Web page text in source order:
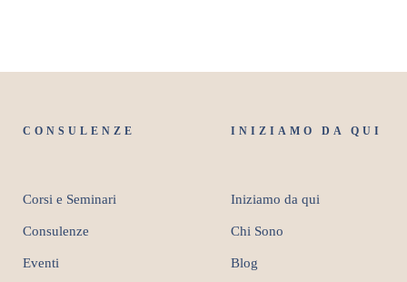
CONSULENZE
Corsi e Seminari
Consulenze
Eventi
INIZIAMO DA QUI
Iniziamo da qui
Chi Sono
Blog